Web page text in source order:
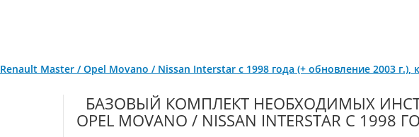
Renault Master / Opel Movano / Nissan Interstar с 1998 года (+ обновление 2003
БАЗОВЫЙ КОМПЛЕКТ НЕОБХОДИМЫХ
OPEL MOVANO / NISSAN INTERSTAR С